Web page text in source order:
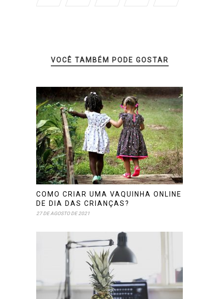
VOCÊ TAMBÉM PODE GOSTAR
COMO CRIAR UMA VAQUINHA ONLINE
DE DIA DAS CRIANÇAS?
27 DE AGOSTO DE 2021